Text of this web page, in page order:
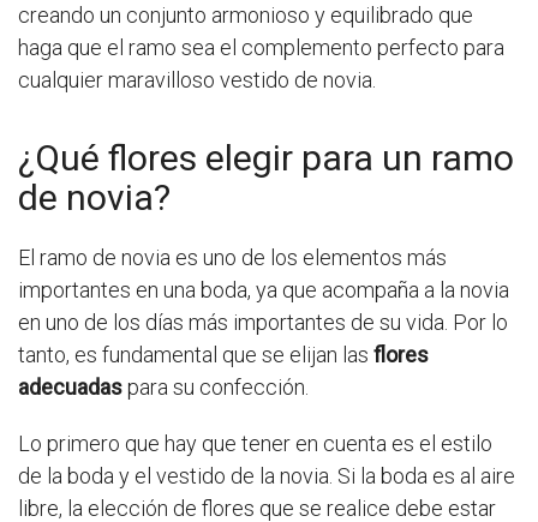
creando un conjunto armonioso y equilibrado que
haga que el ramo sea el complemento perfecto para
cualquier maravilloso vestido de novia.
¿Qué flores elegir para un ramo
de novia?
El ramo de novia es uno de los elementos más
importantes en una boda, ya que acompaña a la novia
en uno de los días más importantes de su vida. Por lo
tanto, es fundamental que se elijan las flores
adecuadaspara su confección.
Lo primero que hay que tener en cuenta es el estilo
de la boda y el vestido de la novia. Si la boda es al aire
libre, la elección de flores que se realice debe estar